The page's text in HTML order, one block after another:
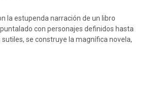
la estupenda narración de un libro
con personajes definidos hasta
se construye la magnífica novela,